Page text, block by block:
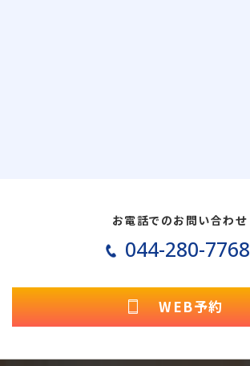
お電話でのお問い合わせ
044-280-7768
WEB予約